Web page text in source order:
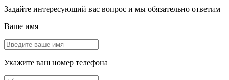
Задайте интересующий вас вопрос и мы обязательно ответим
Ваше имя
Укажите ваш номер телефона